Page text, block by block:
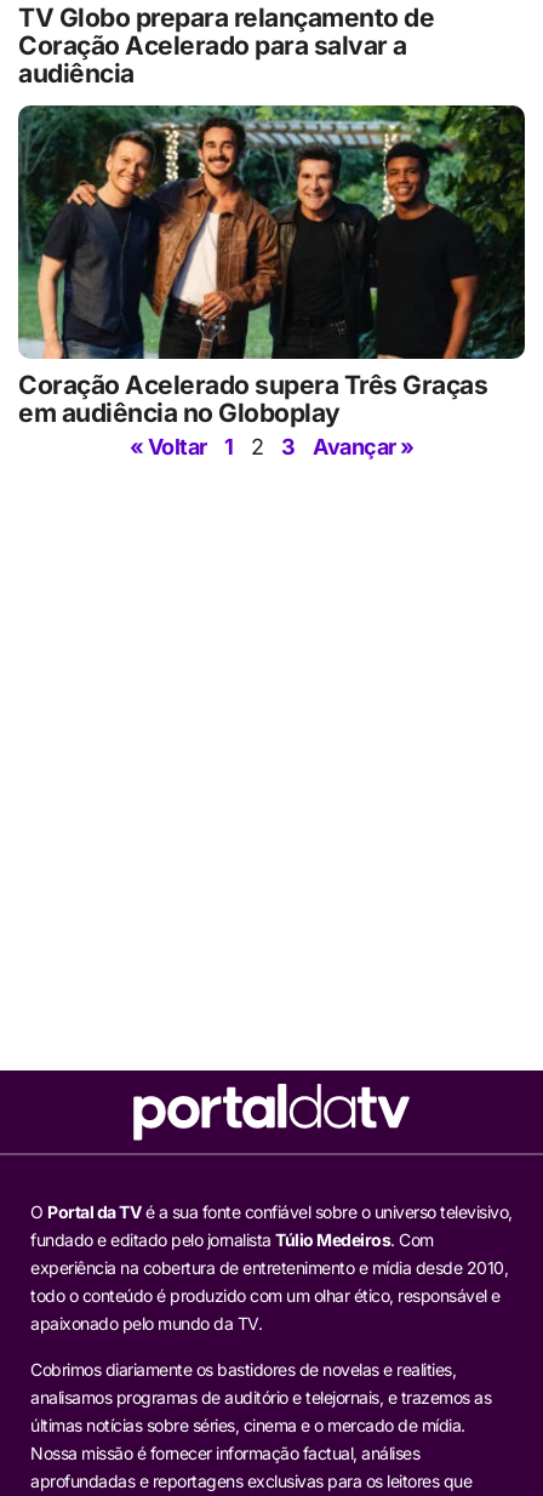
TV Globo prepara relançamento de
Coração Acelerado para salvar a
audiência
Coração Acelerado supera Três Graças
em audiência no Globoplay
« Voltar 1 2 3 Avançar »
O Portal da TVé a sua fonte confiável sobre o universo televisivo,
fundado e editado pelo jornalista Túlio Medeiros. Com
experiência na cobertura de entretenimento e mídia desde 2010,
todo o conteúdo é produzido com um olhar ético, responsável e
apaixonado pelo mundo da TV.
Cobrimos diariamente os bastidores de novelas e realities,
analisamos programas de auditório e telejornais, e trazemos as
últimas notícias sobre séries, cinema e o mercado de mídia.
Nossa missão é fornecer informação factual, análises
aprofundadas e reportagens exclusivas para os leitores que